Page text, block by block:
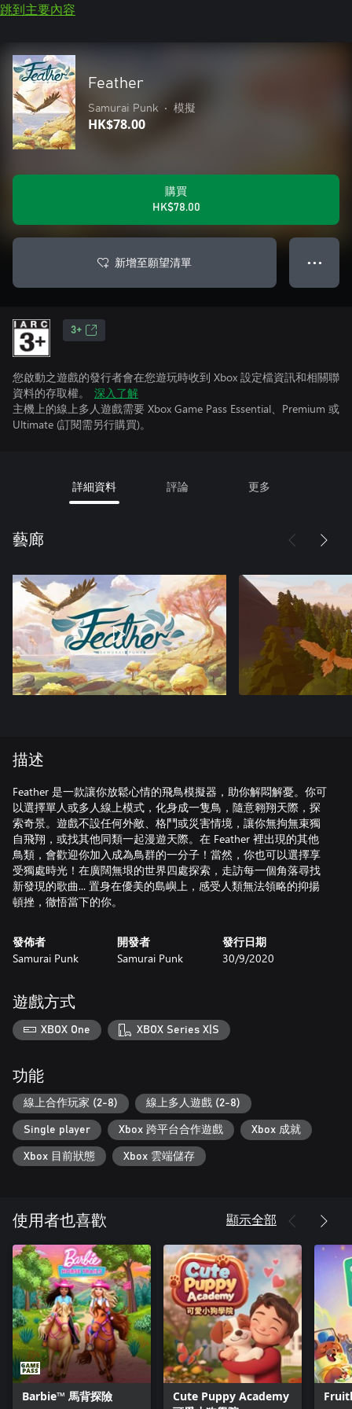
跳到主要內容
Feather
Samurai Punk • 模擬
HK$78.00
購買
HK$78.00
新增至願望清單 ● ● ●
3+
您啟動之遊戲的發行者會在您遊玩時收到 Xbox 設定檔資訊和相關聯
資料的存取權。
深入了解
主機上的線上多人遊戲需要 Xbox Game Pass Essential、Premium 或
Ultimate (訂閱需另行購買)。
詳細資料 評論 更多
藝廊
描述
Feather 是一款讓你放鬆心情的飛鳥模擬器，助你解悶解憂。你可
以選擇單人或多人線上模式，化身成一隻鳥，隨意翱翔天際，探
索奇景。遊戲不設任何外敵、格鬥或災害情境，讓你無拘無束獨
自飛翔，或找其他同類一起漫遊天際。在 Feather 裡出現的其他
鳥類，會歡迎你加入成為鳥群的一分子！當然，你也可以選擇享
受獨處時光！在廣闊無垠的世界四處探索，走訪每一個角落尋找
新發現的歌曲... 置身在優美的島嶼上，感受人類無法領略的抑揚
頓挫，徹悟當下的你。
發佈者
Samurai Punk
開發者
Samurai Punk
發行日期
30/9/2020
遊戲方式
XBOX One XBOX Series X|S
功能
線上合作玩家 (2-8) 線上多人遊戲 (2-8)
Single player Xbox 跨平台合作遊戲 Xbox 成就
Xbox 目前狀態 Xbox 雲端儲存
使用者也喜歡 顯示全部
Barbie™ 馬背探險
Cute Puppy Academy